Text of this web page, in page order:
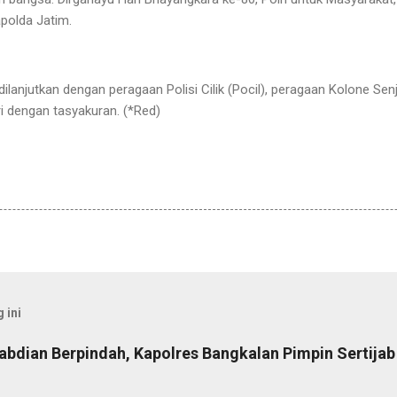
Jatim.
dengan peragaan Polisi Cilik (Pocil), peragaan Kolone
dengan tasyakuran. (*Red)
ini
Berpindah, Kapolres Bangkalan Pimpin